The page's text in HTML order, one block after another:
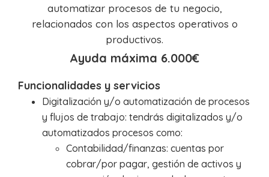
automatizar procesos de tu negocio,
relacionados con los aspectos operativos o
productivos.
Ayuda máxima 6.000€
Funcionalidades y servicios
Digitalización y/o automatización de procesos
y flujos de trabajo: tendrás digitalizados y/o
automatizados procesos como:
Contabilidad/finanzas: cuentas por
cobrar/por pagar, gestión de activos y